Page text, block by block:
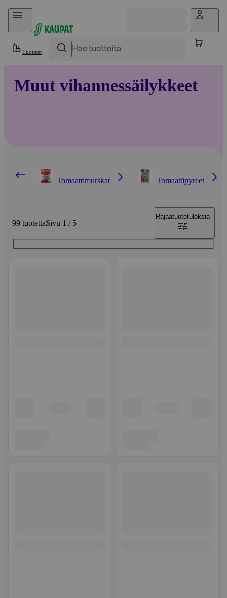
Hyppää sisältöön
Tuotteet
Muut vihannessäilykkeet
Tomaattimurskat Tomaattipyreet
99 tuotettaSivu 1 / 5
Rajaatuotetuloksia